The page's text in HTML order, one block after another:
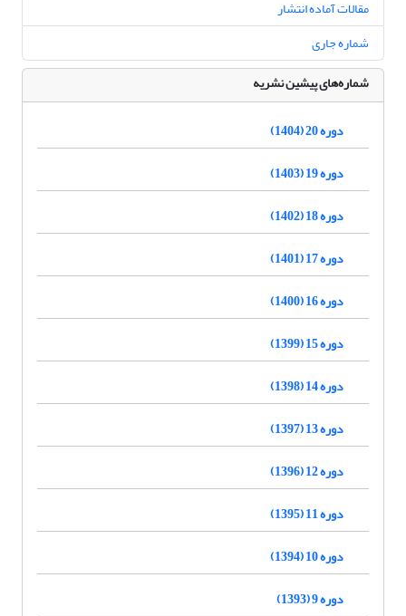
مقالات آماده انتشار
شماره جاری
شماره‌های پیشین نشریه
دوره 20 (1404)
دوره 19 (1403)
دوره 18 (1402)
دوره 17 (1401)
دوره 16 (1400)
دوره 15 (1399)
دوره 14 (1398)
دوره 13 (1397)
دوره 12 (1396)
دوره 11 (1395)
دوره 10 (1394)
دوره 9 (1393)